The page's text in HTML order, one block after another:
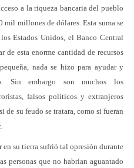
a la riqueza bancaria del pueblo
millones de dólares. Esta suma se
Estados Unidos, el Banco Central
de esta enorme cantidad de recursos
nada se hizo para ayudar y
Sin embargo son muchos los
falsos políticos y extranjeros
su feudo se tratara, como si fueran
su tierra sufrió tal opresión durante
personas que no habrían aguantado